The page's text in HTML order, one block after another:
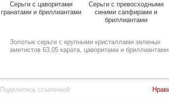
Серьги с цаворитами
гранатами и бриллиантами
Серьги с превосходными
синими сапфирами и
бриллиантами
Золотые серьги с крупными кристаллами зеленых
аметистов 63,05 карата, цаворитами и бриллиантами
Поделитесь ссылочкой: